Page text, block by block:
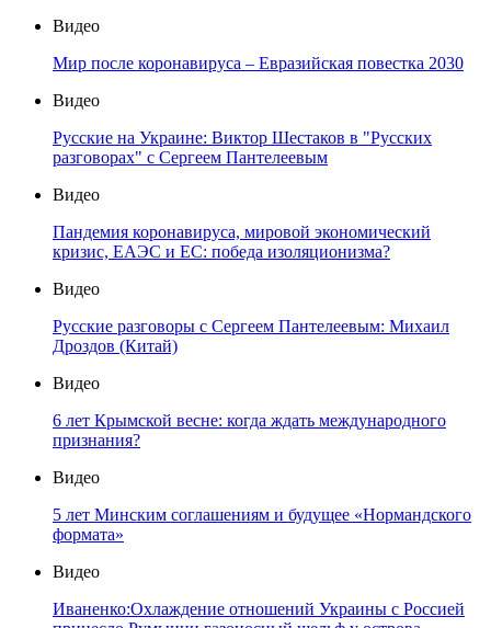
Видео
Мир после коронавируса – Евразийская повестка 2030
Видео
Русские на Украине: Виктор Шестаков в "Русских
разговорах" с Сергеем Пантелеевым
Видео
Пандемия коронавируса, мировой экономический
кризис, ЕАЭС и ЕС: победа изоляционизма?
Видео
Русские разговоры с Сергеем Пантелеевым: Михаил
Дроздов (Китай)
Видео
6 лет Крымской весне: когда ждать международного
признания?
Видео
5 лет Минским соглашениям и будущее «Нормандского
формата»
Видео
Иваненко:Охлаждение отношений Украины с Россией